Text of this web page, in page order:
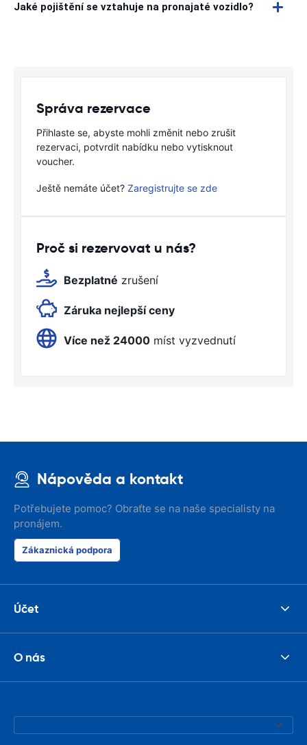
Jaké pojištění se vztahuje na pronajaté vozidlo?
Správa rezervace
Přihlaste se, abyste mohli změnit nebo zrušit
rezervaci, potvrdit nabídku nebo vytisknout
voucher.
Ještě nemáte účet? Zaregistrujte se zde
Proč si rezervovat u nás?
Bezplatné zrušení
Záruka nejlepší ceny
Více než 24000 míst vyzvednutí
Nápověda a kontakt
Potřebujete pomoc? Obraťte se na naše specialisty na
pronájem.
Zákaznická podpora
Účet
O nás